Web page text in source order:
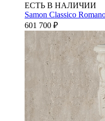
ЕСТЬ В НАЛИЧИИ
Samon Classico
601 700 ₽